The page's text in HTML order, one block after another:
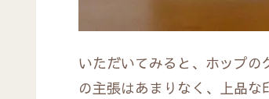
いただいてみると、ホップ
の主張はあまりなく、上品